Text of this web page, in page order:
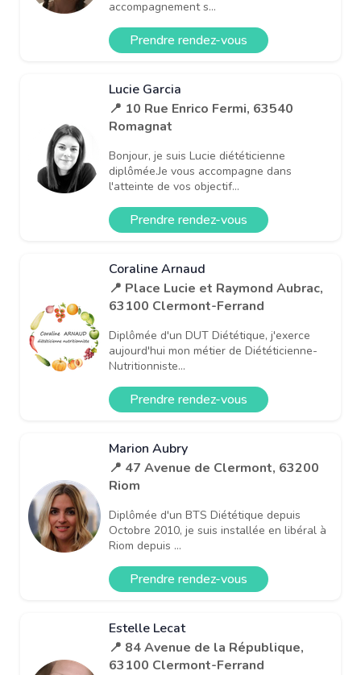
accompagnement s...
Prendre rendez-vous
Lucie Garcia
📍 10 Rue Enrico Fermi, 63540
Romagnat
Bonjour, je suis Lucie diététicienne
diplômée.Je vous accompagne dans
l'atteinte de vos objectif...
Prendre rendez-vous
Coraline Arnaud
📍 Place Lucie et Raymond Aubrac,
63100 Clermont-Ferrand
Diplômée d'un DUT Diététique, j'exerce
aujourd'hui mon métier de Diététicienne-
Nutritionniste...
Prendre rendez-vous
Marion Aubry
📍 47 Avenue de Clermont, 63200
Riom
Diplômée d'un BTS Diététique depuis
Octobre 2010, je suis installée en libéral à
Riom depuis ...
Prendre rendez-vous
Estelle Lecat
📍 84 Avenue de la République,
63100 Clermont-Ferrand